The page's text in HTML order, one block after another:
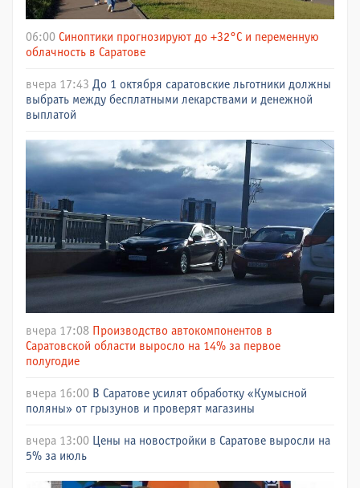
06:00 Синоптики прогнозируют до +32°C и переменную
облачность в Саратове
вчера 17:43 До 1 октября саратовские льготники должны
выбрать между бесплатными лекарствами и денежной
выплатой
вчера 17:08 Производство автокомпонентов в
Саратовской области выросло на 14% за первое
полугодие
вчера 16:00 В Саратове усилят обработку «Кумысной
поляны» от грызунов и проверят магазины
вчера 13:00 Цены на новостройки в Саратове выросли на
5% за июль